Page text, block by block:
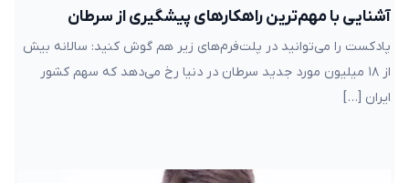
آشنایی با مهم‌ترین راهکارهای پیشگیری از سرطان
پادکست را می‌توانید در پلت‌فرم‌های زیر هم گوش کنید: سالانه بیش
از ۱۸ میلیون مورد جدید سرطان در دنیا رخ می‌دهد که سهم کشور
ایران […]